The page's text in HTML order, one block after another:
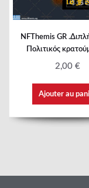
NFThemis GR
Πολιτικός
2,00 €
Ajouter au